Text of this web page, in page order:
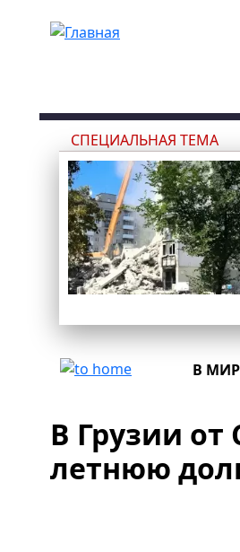
СПЕЦИАЛЬНАЯ ТЕМА
В
В Грузии от
летнюю